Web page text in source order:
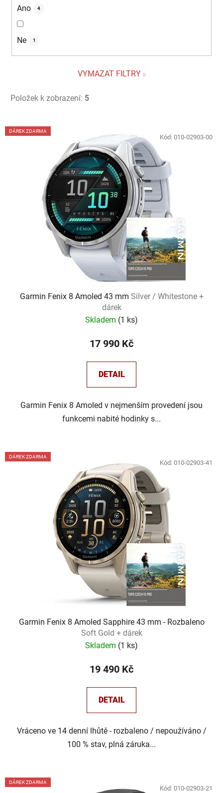
Ano 4
Ne 1
VYMAZAT FILTRY
Položek k zobrazení: 5
V
ý
DÁREK ZDARMA
Garmin Fenix 8 Amoled 43 mm Silver / Whitestone +
dárek
Skladem (1 ks)
17 990 Kč
DETAIL
Garmin Fenix 8 Amoled v nejmenším provedení jsou
funkcemi nabité hodinky s...
Kód: 010-02903-00
DÁREK ZDARMA
Garmin Fenix 8 Amoled Sapphire 43 mm - Rozbaleno
Soft Gold + dárek
Skladem (1 ks)
19 490 Kč
DETAIL
Vráceno ve 14 denní lhůtě - rozbaleno / nepoužíváno /
100 % stav, plná záruka...
Kód: 010-02903-41
DÁREK ZDARMA
Kód: 010-02903-21